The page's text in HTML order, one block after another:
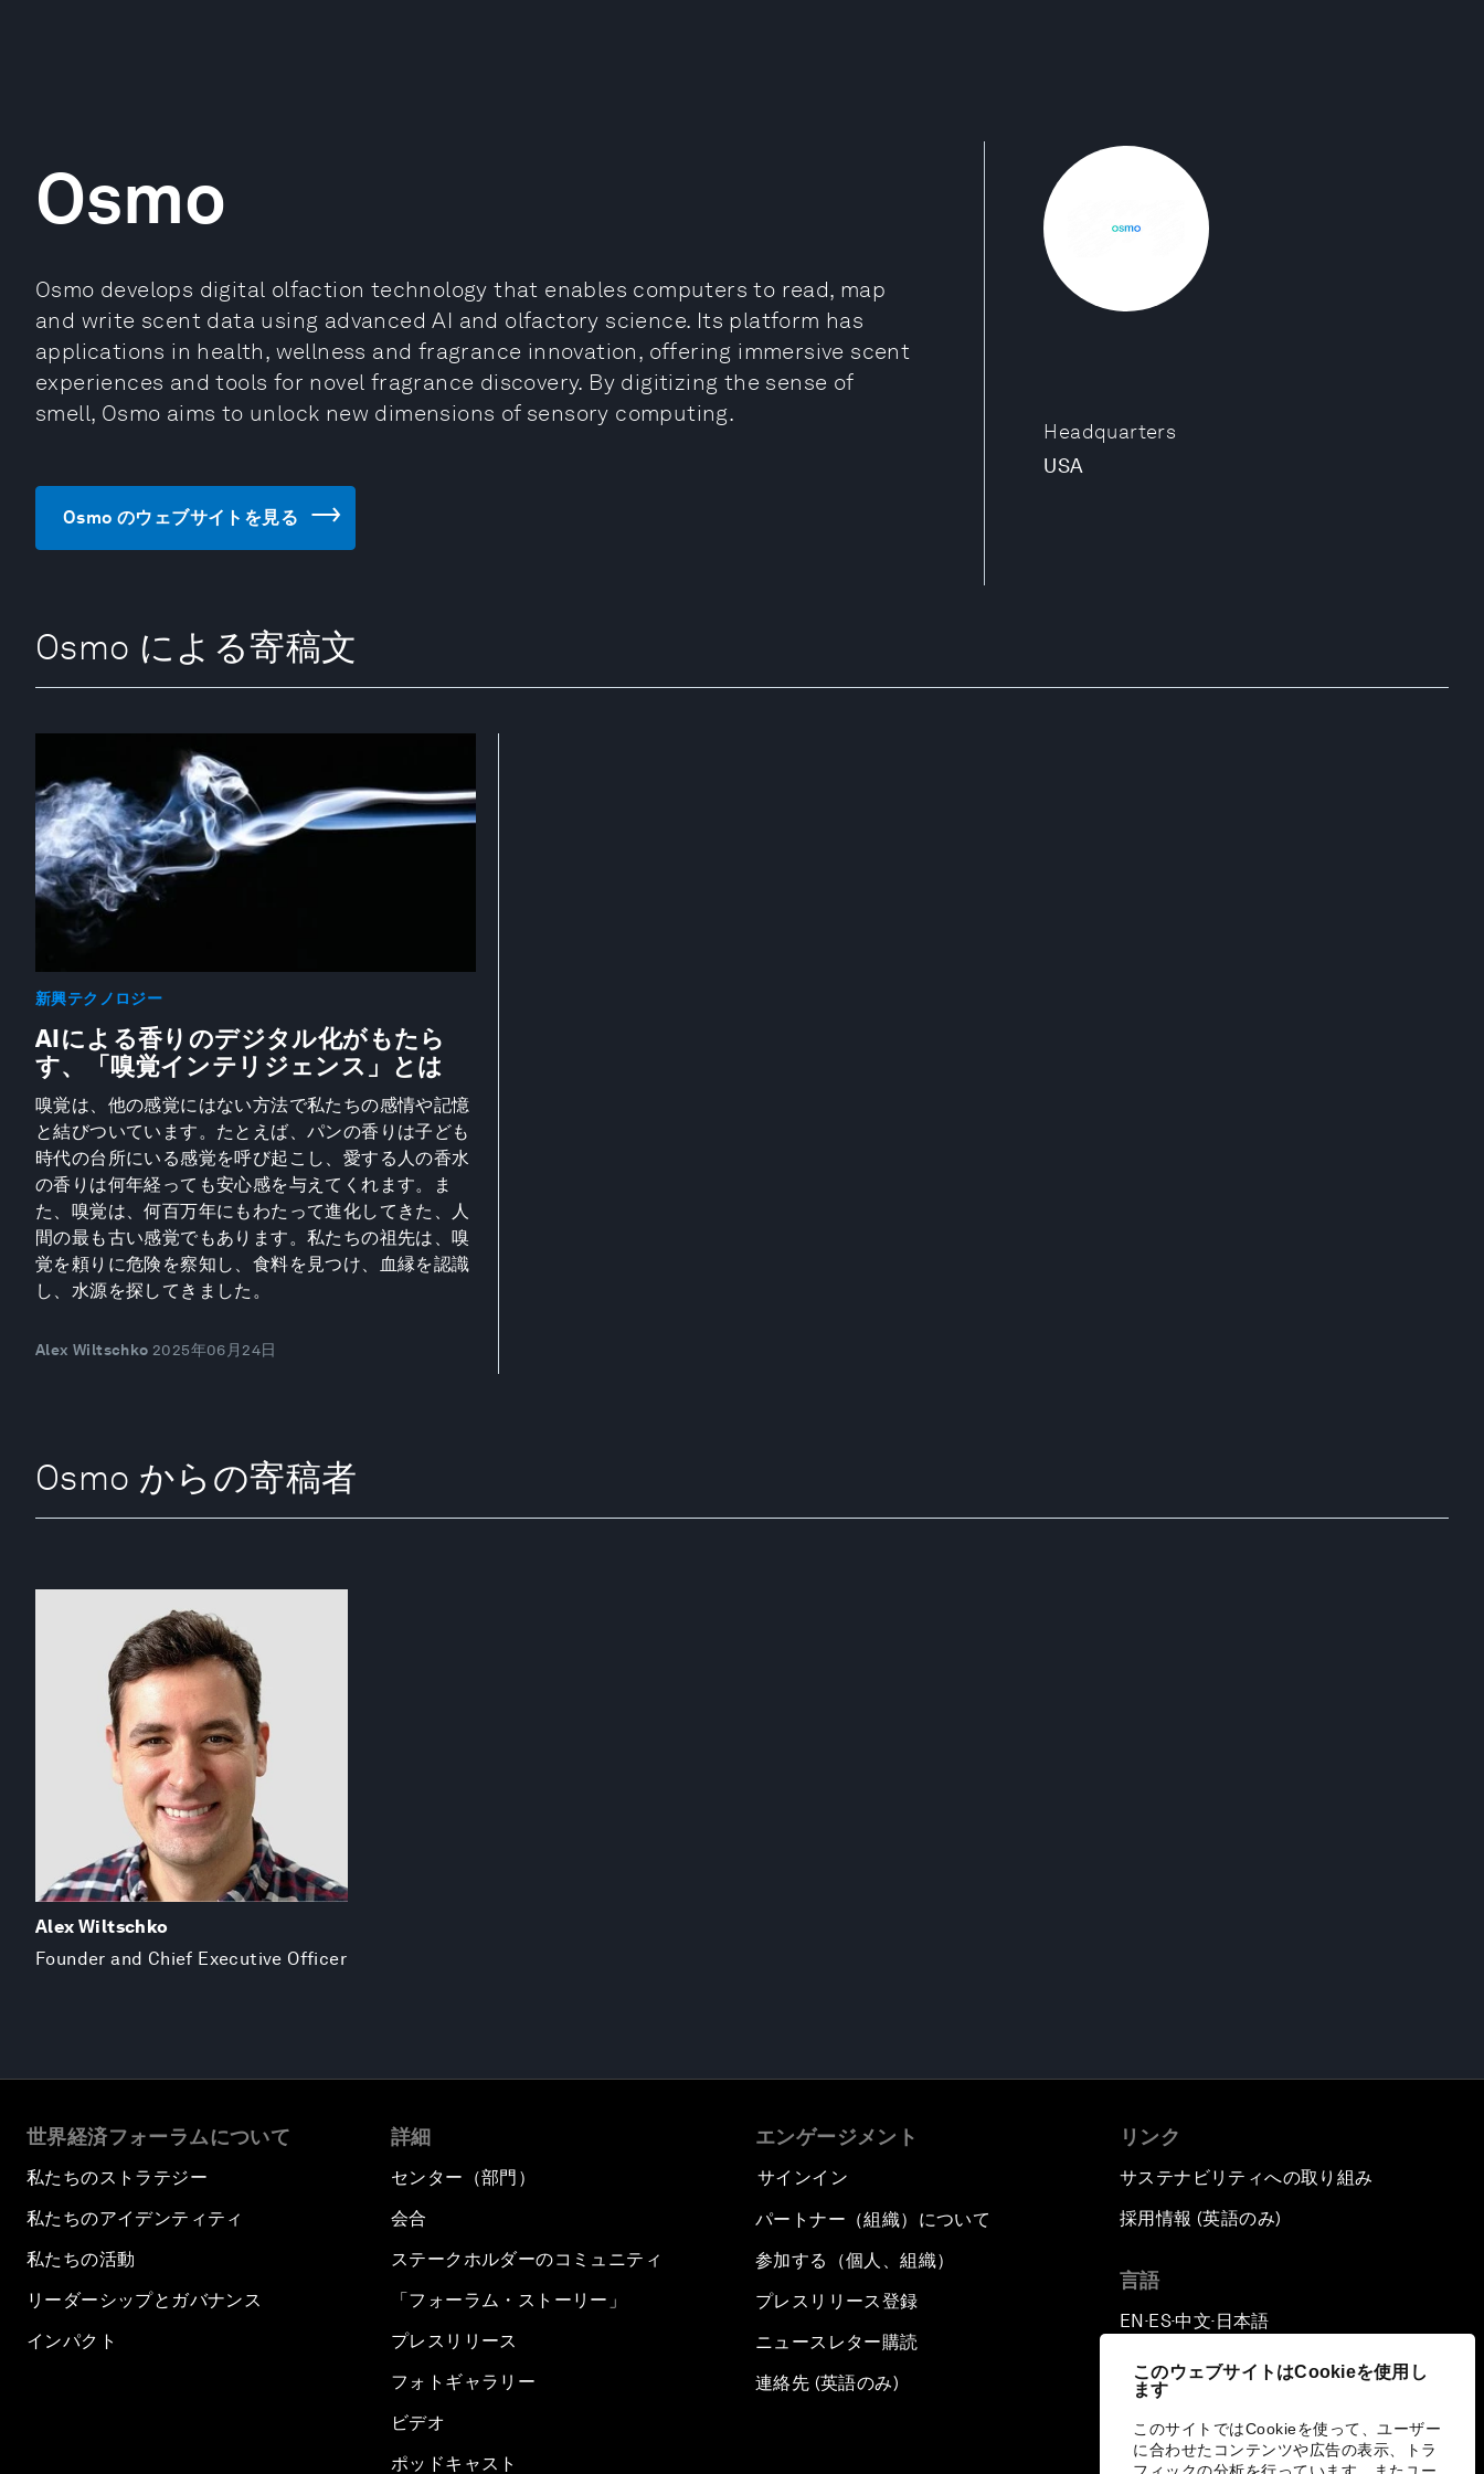
このウェブサイトはCookieを使用し
ます
このサイトではCookieを使って、ユーザー
に合わせたコンテンツや広告の表示、トラ
Headquarters
USA
Osmo
Osmo develops digital olfaction technology that enables computers to read, map
and write scent data using advanced AI and olfactory science. Its platform has
applications in health, wellness and fragrance innovation, offering immersive scent
experiences and tools for novel fragrance discovery. By digitizing the sense of
smell, Osmo aims to unlock new dimensions of sensory computing.
Osmo のウェブサイトを見る
Osmo による寄稿文
新興テクノロジー
AIによる香りのデジタル化がもたら
す、「嗅覚インテリジェンス」とは
嗅覚は、他の感覚にはない方法で私たちの感情や記憶
と結びついています。たとえば、パンの香りは子ども
時代の台所にいる感覚を呼び起こし、愛する人の香水
の香りは何年経っても安心感を与えてくれます。ま
た、嗅覚は、何百万年にもわたって進化してきた、人
間の最も古い感覚でもあります。私たちの祖先は、嗅
覚を頼りに危険を察知し、食料を見つけ、血縁を認識
し、水源を探してきました。
Alex Wiltschko 2025年06月24日
Osmo からの寄稿者
Alex Wiltschko
Founder and Chief Executive Officer
世界経済フォーラムについて
私たちのストラテジー
私たちのアイデンティティ
私たちの活動
リーダーシップとガバナンス
インパクト
詳細
センター（部門）
会合
ステークホルダーのコミュニティ
「フォーラム・ストーリー」
プレスリリース
フォトギャラリー
ビデオ
ポッドキャスト
エンゲージメント
サインイン
パートナー（組織）について
参加する（個人、組織）
プレスリリース登録
ニュースレター購読
連絡先 (英語のみ)
リンク
サステナビリティへの取り組み
採用情報 (英語のみ)
言語
EN ▪ES▪中文▪ 日本語